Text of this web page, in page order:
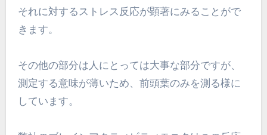
それに対するストレス反応が顕著にみることがで
きます。
その他の部分は人にとっては大事な部分ですが、
測定する意味が薄いため、前頭葉のみを測る様に
しています。